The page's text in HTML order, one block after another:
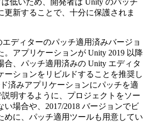
更新することで、十分に保護されま
エディターのパッチ適用済みバージョ
。アプリケーションが Unity 2019 以降
合、パッチ適用済みの Unity エディタ
ーションをリビルドすることを推奨し
済みアプリケーションにパッチを適
明するように、プロジェクトをソー
い場合や、2017/2018 バージョンでビ
めに、パッチ適用ツールも用意してい